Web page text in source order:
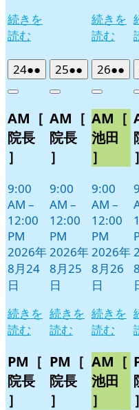
続きを
読む
続きを
読む
242026
年
月
24
日
●●
件
イ
ベ
ト)
Close
AM［
院長
］
9:00
AM –
12:00
PM
2026年
8月24
日
続きを
読む
PM［
院長
］
252026
年
月
25
日
●●
件
イ
ベ
ト)
Close
AM［
院長
］
9:00
AM –
12:00
PM
2026年
8月25
日
続きを
読む
PM［
院長
］
262026
年
月
26
日
●●
件
イ
ベ
ト)
Close
AM［
池田
］
9:00
AM –
12:00
PM
2026年
8月26
日
続きを
読む
AM［
池田
］
］
］